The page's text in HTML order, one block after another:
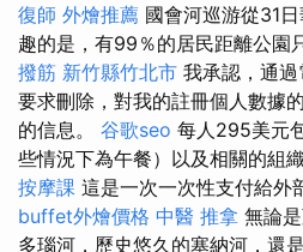
復師 外燴推薦 國會河巡游從31
趣的是，有99％的居民距離公園
撥筋 新竹縣竹北市 我承認，通
要求刪除，對我的註冊個人數據
的信息。 谷歌seo 每人295美元
些情況下為午餐）以及相關的組
按摩課 這是一次一次性支付給外
buffet外燴價格 中醫 推拿 無論
多瑙河，歷史悠久的塞納河，還